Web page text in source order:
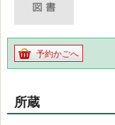
予約かごへ
所蔵